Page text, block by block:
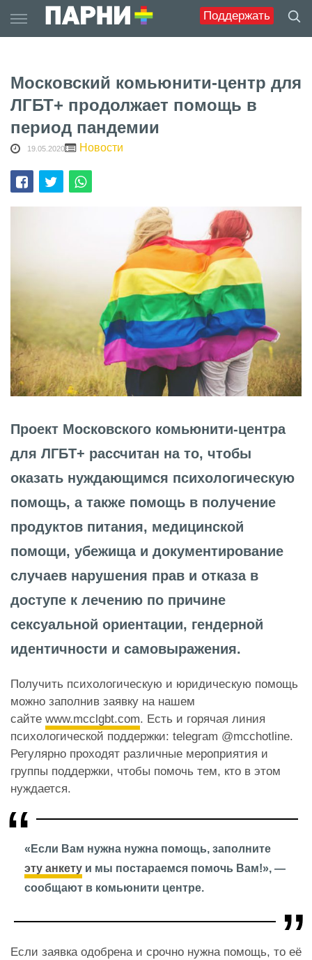
Поддержать
to
Московский комьюнити-центр для
ЛГБТ+ продолжает помощь в
период пандемии
19.05.2020 Новости
Проект Московского комьюнити-центра
для ЛГБТ+ рассчитан на то, чтобы
оказать нуждающимся психологическую
помощь, а также помощь в получение
продуктов питания, медицинской
помощи, убежища и документирование
случаев нарушения прав и отказа в
доступе к лечению по причине
сексуальной ориентации, гендерной
идентичности и самовыражения.
Получить психологическую и юридическую помощь
можно заполнив заявку на нашем
сайте www.mcclgbt.com. Есть и горячая линия
психологической поддержки: telegram @mcchotline.
Регулярно проходят различные мероприятия и
группы поддержки, чтобы помочь тем, кто в этом
нуждается.
«Если Вам нужна нужна помощь, заполните
эту анкету и мы постараемся помочь Вам!», —
сообщают в комьюнити центре.
Если заявка одобрена и срочно нужна помощь, то её